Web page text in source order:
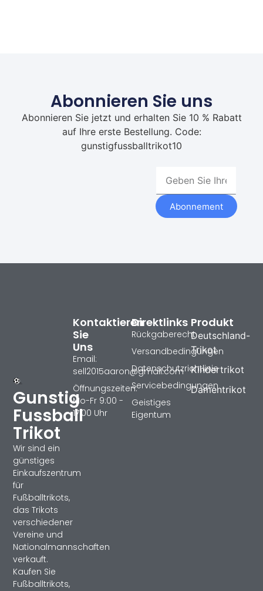
Abonnieren Sie uns
Abonnieren Sie jetzt und erhalten Sie 10 % Rabatt
auf Ihre erste Bestellung. Code:
gunstigfussballtrikot10
Abonnement
Gunstig
Fussball
Trikot
Wir sind ein
günstiges
Einkaufszentrum
für
Fußballtrikots,
das Trikots
verschiedener
Vereine und
Nationalmannschaften
verkauft.
Kaufen Sie
Fußballtrikots,
Produkt
Deutschland-
Trikot
Kindertrikot
Damentrikot
Direktlinks
Rückgaberecht
Versandbedingungen
Datenschutzrichtlinie
Servicebedingungen
Geistiges
Eigentum
Kontaktieren
Sie
Uns
Email:
sell2015aaron@gmail.com
Öffnungszeiten:
Mo-Fr 9:00 -
17:00 Uhr